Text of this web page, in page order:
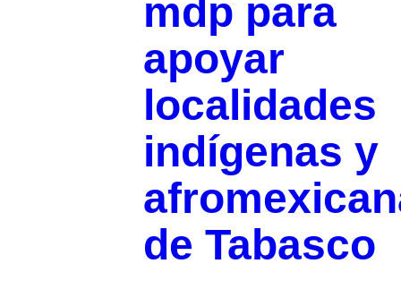
mdp para
apoyar
localidades
indígenas y
de Tabasco